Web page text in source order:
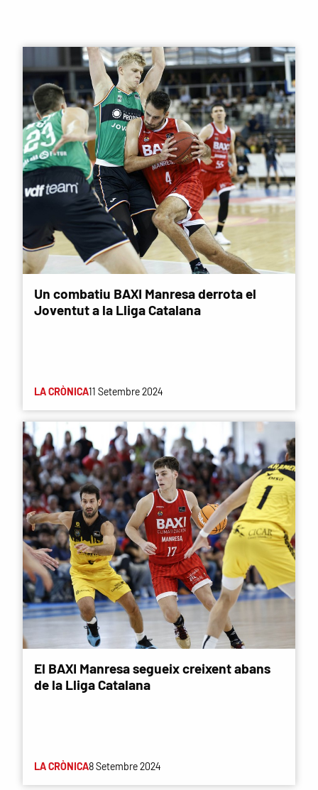
Un combatiu BAXI Manresa derrota el
Joventut a la Lliga Catalana
LA CRÒNICA11 Setembre 2024
El BAXI Manresa segueix creixent abans
de la Lliga Catalana
LA CRÒNICA8 Setembre 2024